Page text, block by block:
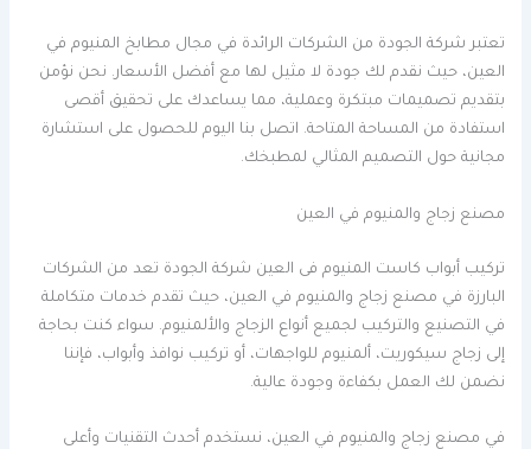
تعتبر شركة الجودة من الشركات الرائدة في مجال مطابخ المنيوم في
العين، حيث نقدم لك جودة لا مثيل لها مع أفضل الأسعار. نحن نؤمن
بتقديم تصميمات مبتكرة وعملية، مما يساعدك على تحقيق أقصى
استفادة من المساحة المتاحة. اتصل بنا اليوم للحصول على استشارة
مجانية حول التصميم المثالي لمطبخك.
مصنع زجاج والمنيوم في العين
تركيب أبواب كاست المنيوم فى العين شركة الجودة تعد من الشركات
البارزة في مصنع زجاج والمنيوم في العين، حيث تقدم خدمات متكاملة
في التصنيع والتركيب لجميع أنواع الزجاج والألمنيوم. سواء كنت بحاجة
إلى زجاج سيكوريت، ألمنيوم للواجهات، أو تركيب نوافذ وأبواب، فإننا
نضمن لك العمل بكفاءة وجودة عالية.
في مصنع زجاج والمنيوم في العين، نستخدم أحدث التقنيات وأعلى